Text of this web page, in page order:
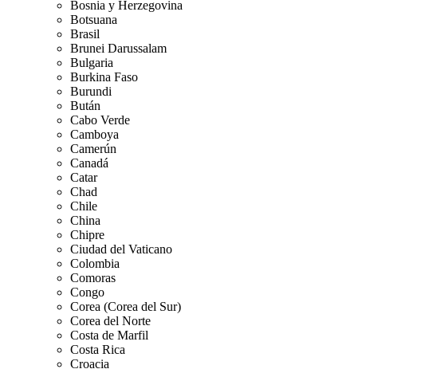
Bosnia y Herzegovina
Botsuana
Brasil
Brunei Darussalam
Bulgaria
Burkina Faso
Burundi
Bután
Cabo Verde
Camboya
Camerún
Canadá
Catar
Chad
Chile
China
Chipre
Ciudad del Vaticano
Colombia
Comoras
Congo
Corea (Corea del Sur)
Corea del Norte
Costa de Marfil
Costa Rica
Croacia